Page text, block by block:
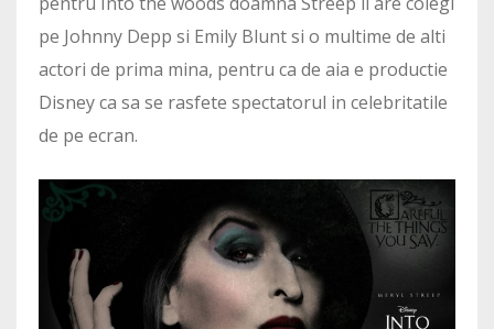
pe Johnny Depp si Emily Blunt si o multime de alti
actori de prima mina, pentru ca de aia e productie
Disney ca sa se rasfete spectatorul in celebritatile
de pe ecran.